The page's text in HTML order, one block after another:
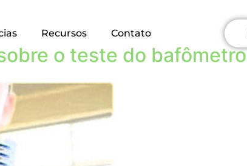
Recursos Contato
o teste do bafômetro